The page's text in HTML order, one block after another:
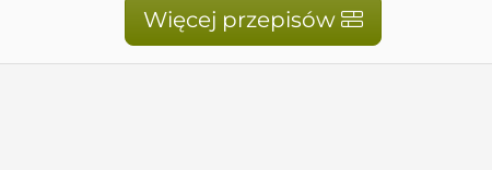
Więcej przepisów